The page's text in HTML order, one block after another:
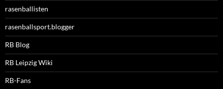
rasenballisten
rasenballsport.blogger
RB Blog
RB Leipzig Wiki
RB-Fans